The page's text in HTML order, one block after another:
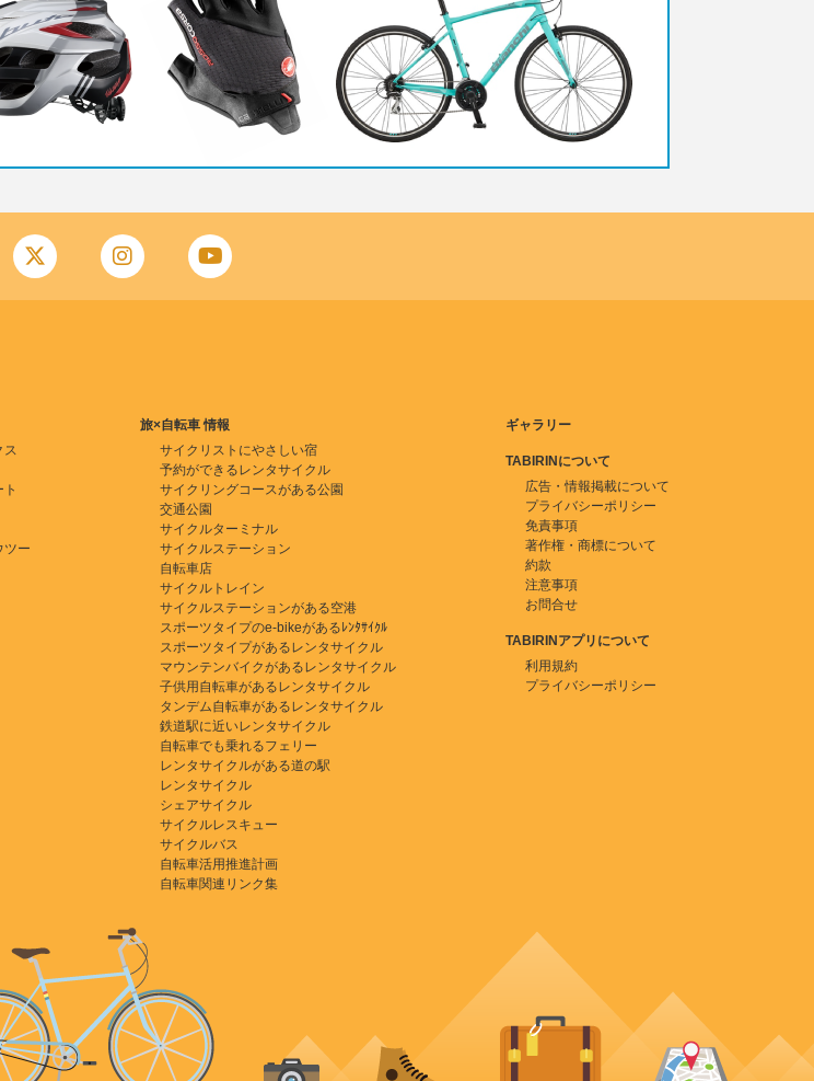
ス
ツー
旅×自転車 情報
サイクリストにやさしい宿
予約ができるレンタサイクル
サイクリングコースがある公園
交通公園
サイクルターミナル
サイクルステーション
自転車店
サイクルトレイン
サイクルステーションがある空港
スポーツタイプのe-bikeがあるﾚﾝﾀｻｲｸﾙ
スポーツタイプがあるレンタサイクル
マウンテンバイクがあるレンタサイクル
子供用自転車があるレンタサイクル
タンデム自転車があるレンタサイクル
鉄道駅に近いレンタサイクル
自転車でも乗れるフェリー
レンタサイクルがある道の駅
レンタサイクル
シェアサイクル
サイクルレスキュー
サイクルバス
自転車活用推進計画
自転車関連リンク集
ギャラリー
TABIRINについて
広告・情報掲載について
プライバシーポリシー
免責事項
著作権・商標について
約款
注意事項
お問合せ
TABIRINアプリについて
利用規約
プライバシーポリシー